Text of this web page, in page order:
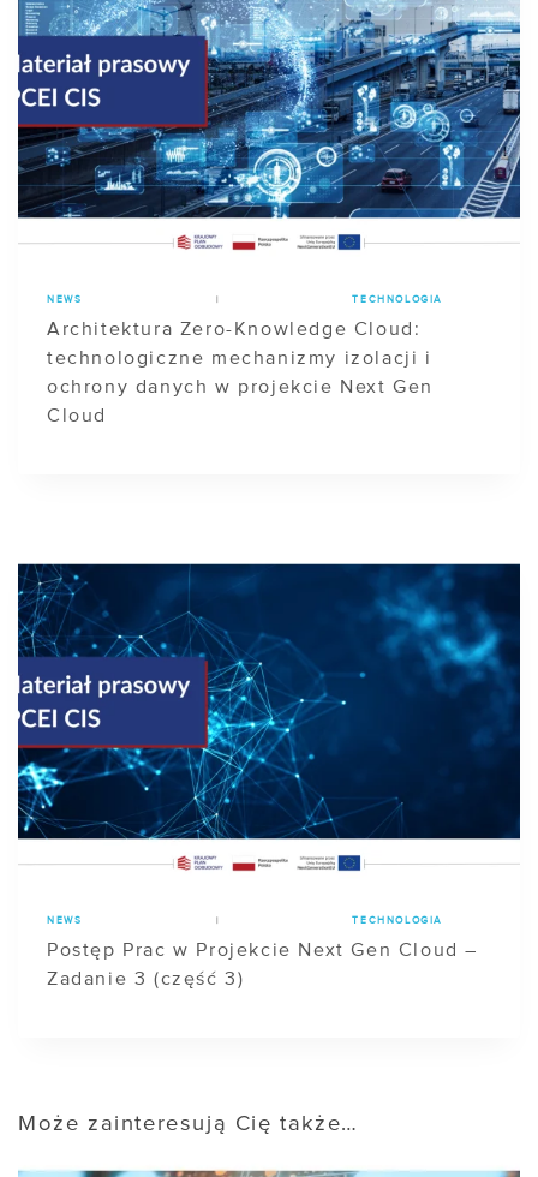
NEWS TECHNOLOGIA
Architektura Zero-Knowledge Cloud:
technologiczne mechanizmy izolacji i
ochrony danych w projekcie Next Gen
Cloud
NEWS TECHNOLOGIA
Postęp Prac w Projekcie Next Gen Cloud –
Zadanie 3 (część 3)
Może zainteresują Cię także…